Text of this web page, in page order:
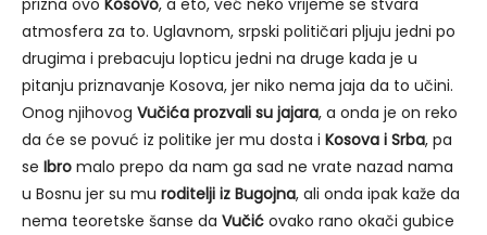
atmosfera za to. Uglavnom, srpski političari pljuju jedni po
drugima i prebacuju lopticu jedni na druge kada je u
pitanju priznavanje Kosova, jer niko nema jaja da to učini.
Onog njihovog Vučića prozvali su jajara, a onda je on reko
da će se povuć iz politike jer mu dosta i Kosova i Srba, pa
se Ibro malo prepo da nam ga sad ne vrate nazad nama
u Bosnu jer su mu roditelji iz Bugojna, ali onda ipak kaže da
nema teoretske šanse da Vučić ovako rano okači gubice